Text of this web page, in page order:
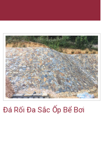
Đá Rối Đa Sắc Ốp Bể Bơi